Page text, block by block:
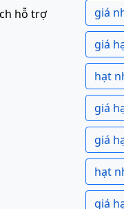
hỗ trợ
giá
giá
hạt
giá
giá
hạt
giá